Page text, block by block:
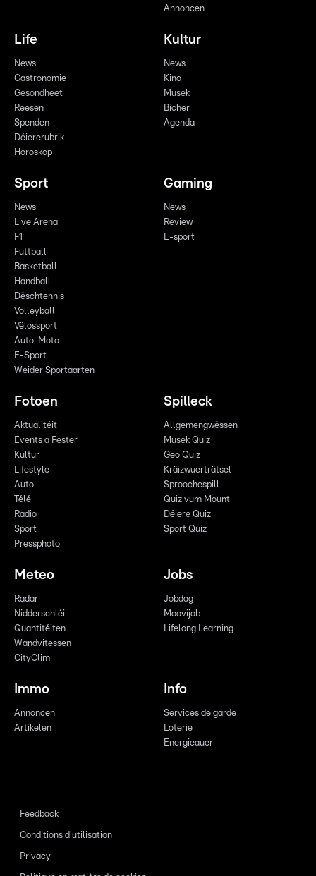
Annoncen
Life
News
Gastronomie
Gesondheet
Reesen
Spenden
Déiererubrik
Horoskop
Kultur
News
Kino
Musek
Bicher
Agenda
Sport
News
Live Arena
F1
Futtball
Basketball
Handball
Dëschtennis
Volleyball
Vëlossport
Auto-Moto
E-Sport
Weider Sportaarten
Gaming
News
Review
E-sport
Fotoen
Aktualitéit
Events a Fester
Kultur
Lifestyle
Auto
Télé
Radio
Sport
Pressphoto
Spilleck
Allgemengwëssen
Musek Quiz
Geo Quiz
Kräizwuerträtsel
Sproochespill
Quiz vum Mount
Déiere Quiz
Sport Quiz
Meteo
Radar
Nidderschléi
Quantitéiten
Wandvitessen
CityClim
Jobs
Jobdag
Moovijob
Lifelong Learning
Immo
Annoncen
Artikelen
Info
Services de garde
Loterie
Energieauer
Feedback
Conditions d'utilisation
Privacy